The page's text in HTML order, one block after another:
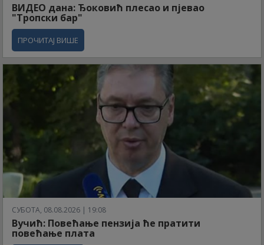
ВИДЕО дана: Ђоковић плесао и пјевао
"Тропски бар"
ПРОЧИТАЈ ВИШЕ
СУБОТА, 08.08.2026 | 19:08
Вучић: Повећање пензија ће пратити
повећање плата